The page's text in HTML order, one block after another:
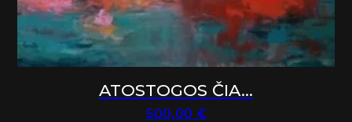
ATOSTOGOS ČIA…
500,00 €